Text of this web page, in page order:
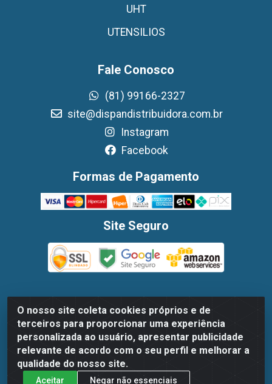
O nosso site coleta cookies próprios e de
terceiros para proporcionar uma experiência
personalizada ao usuário, apresentar publicidade
relevante de acordo com o seu perfil e melhorar a
qualidade do nosso site.
Aceitar Negar não essenciais
UHT
UTENSILIOS
Fale Conosco
(81) 99166-2327
site@dispandistribuidora.com.br
Instagram
Facebook
Formas de Pagamento
Site Seguro
Dispan Distribuidora de Alimentos LTDA - Avenida Marechal
Mascarenhas De Moraes, 1048- Imbiribeira, Recife/PE - CEP
51.170-000 - CNPJ 30.779.584/0003-78